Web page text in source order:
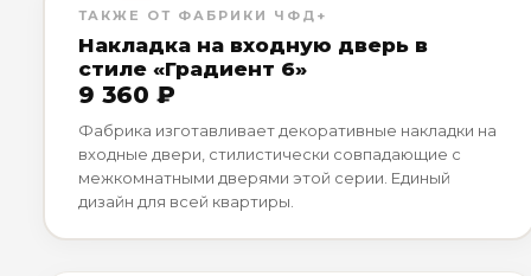
ТАКЖЕ ОТ ФАБРИКИ ЧФД+
Накладка на входную дверь в
стиле «Градиент 6»
9 360 ₽
Фабрика изготавливает декоративные накладки на
входные двери, стилистически совпадающие с
межкомнатными дверями этой серии. Единый
дизайн для всей квартиры.